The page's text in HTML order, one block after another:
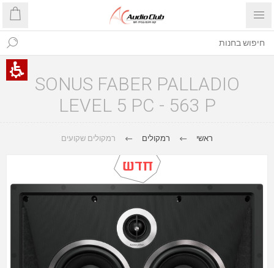
SONUS FABER PALLADIO
LEVEL 5 PC - 563 P
ראשי רמקולים רמקולים שקועים